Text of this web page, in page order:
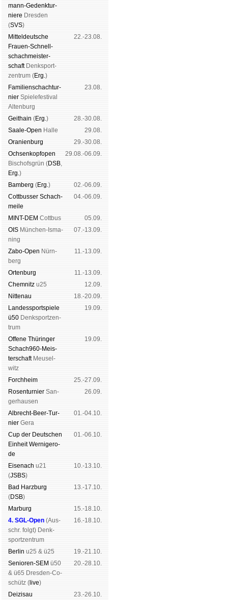
mann-Ge­denk­tur­
niere Dres­den
(SVS)
Mit­tel­deu­tsche
Frauen-Schnell­
schach­meis­ter­
schaftDenk­sport­
zen­trum (Erg.)
22.-23.08.
Familien­schach­tur­
nier Spiele­fes­ti­val
Al­ten­burg
23.08.
Geit­hain (Erg.)
28.-30.08.
Saale-Open Halle
29.08.
Oranien­burg
29.-30.08.
Och­sen­kopf­open
Bischofs­grün (DSB,
Erg.)
29.08.-06.09.
Bam­berg (Erg.)
02.-06.09.
Cott­busser Schach­
meile
04.-06.09.
MINT-DEM Cott­bus
05.09.
OIS Mün­chen-Is­ma­
ning
07.-13.09.
Zabo-Open Nürn­
berg
11.-13.09.
Orten­burg
11.-13.09.
Chem­nitz u25
12.09.
Nitte­nau
18.-20.09.
Landes­sport­spiele
ü50 Denk­sport­zen­
trum
19.09.
Offene Thü­rin­ger
Schach960-Meis­
ter­schaftMeu­sel­
witz
19.09.
Forch­heim
25.-27.09.
Rosen­tur­nier San­
ger­hau­sen
26.09.
Albrecht-Beer-Tur­
nier Ge­ra
01.-04.10.
Cup der Deut­schen
Ein­heit Wer­ni­ge­ro­
de
01.-06.10.
Eise­nach u21
(JSBS)
10.-13.10.
Bad Harz­burg
(DSB)
13.-17.10.
Mar­burg
15.-18.10.
4. SGL-Open (Aus­
schr. folgt) Denk­
sport­zen­trum
16.-18.10.
Ber­lin u25 & ü25
19.-21.10.
Senioren-SEM ü50
& ü65 Dres­den-Co­
schütz ( live)
20.-28.10.
Dei­zi­sau
23.-26.10.